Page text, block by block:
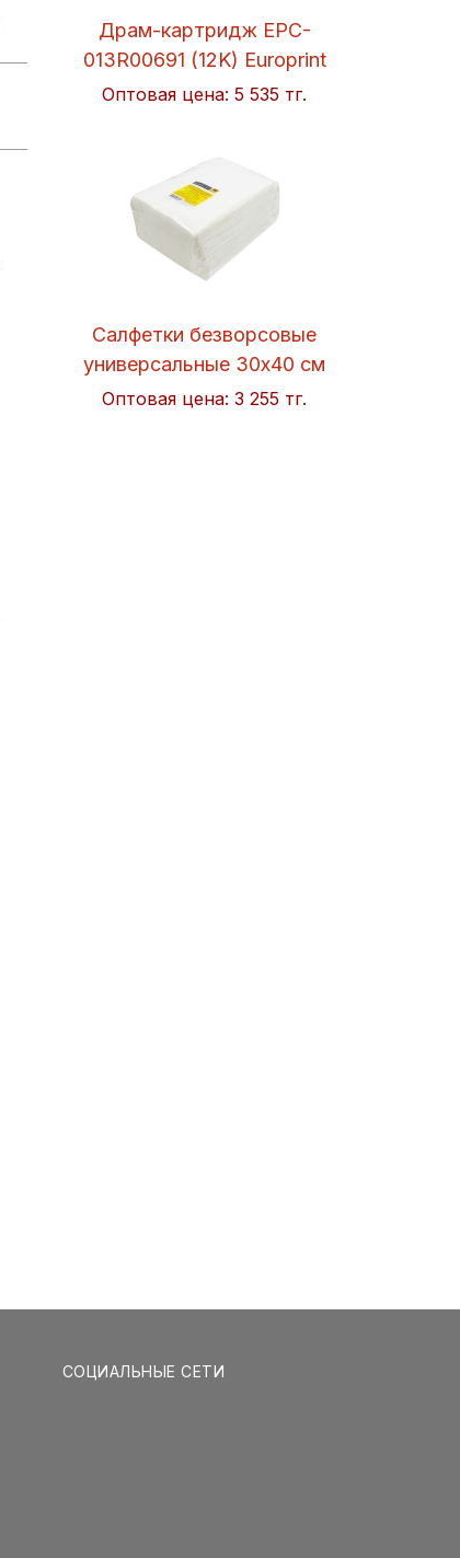
Драм-картридж EPC-
013R00691 (12K) Europrint
Оптовая цена:5 535 тг.
Салфетки безворсовые
универсальные 30x40 см
Soft 50шт/упак. Hi-BLACK
Оптовая цена:3 255 тг.
СОЦИАЛЬНЫЕ СЕТИ